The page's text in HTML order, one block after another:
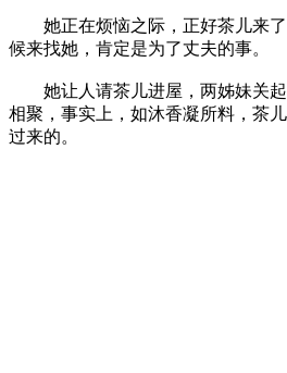
她正在烦恼之际，正好茶儿来了
候来找她，肯定是为了丈夫的事。
她让人请茶儿进屋，两姊妹关起
相聚，事实上，如沐香凝所料，茶
过来的。